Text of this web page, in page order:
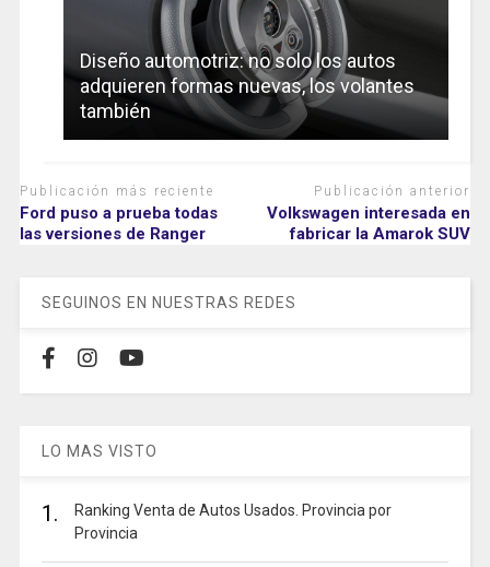
Diseño automotriz: no solo los autos
adquieren formas nuevas, los volantes
también
Publicación más reciente
Ford puso a prueba todas
las versiones de Ranger
Publicación anterior
Volkswagen interesada en
fabricar la Amarok SUV
SEGUINOS EN NUESTRAS REDES
LO MAS VISTO
1.
Ranking Venta de Autos Usados. Provincia por
Provincia